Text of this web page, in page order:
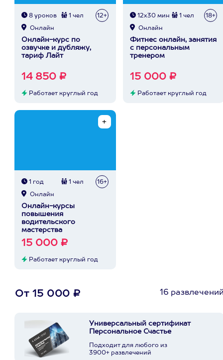
8 уроков 1 чел 12+
Онлайн
Онлайн-курс по
озвучке и дубляжу,
тариф Лайт
14 850 ₽
Работает круглый год
12х30 мин 1 чел 18+
Онлайн
Фитнес онлайн, занятия
с персональным
тренером
15 000 ₽
Работает круглый год
1 год 1 чел 16+
Онлайн
Онлайн-курсы
повышения
водительского
мастерства
15 000 ₽
Работает круглый год
От 15 000 ₽ 16
Универсальный сертификат
Персональное Счастье
Подходит для любого из
3900+ развлечений